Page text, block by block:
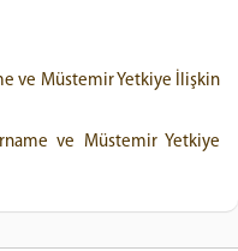
ve Müstemir Yetkiye İlişkin
ve Müstemir Yetkiye